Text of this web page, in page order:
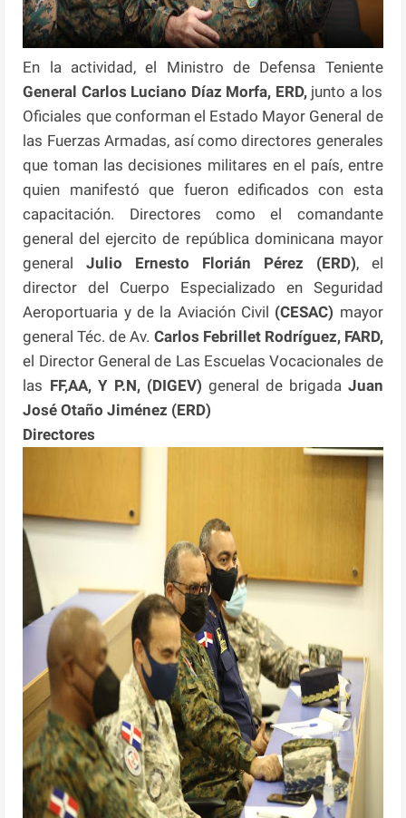
En la actividad, el Ministro de Defensa Teniente
General Carlos Luciano Díaz Morfa, ERD,junto a los
Oficiales que conforman el Estado Mayor General de
las Fuerzas Armadas, así como directores generales
que toman las decisiones militares en el país, entre
quien manifestó que fueron edificados con esta
capacitación. Directores como el comandante
general del ejercito de república dominicana mayor
generalJulio Ernesto Florián Pérez (ERD), el
director del Cuerpo Especializado en Seguridad
Aeroportuaria y de la Aviación Civil (CESAC) mayor
general Téc. de Av. Carlos Febrillet Rodríguez, FARD,
el Director General de Las Escuelas Vocacionales de
las FF,AA, Y P.N, (DIGEV) general de brigada Juan
José Otaño Jiménez (ERD)
Directores